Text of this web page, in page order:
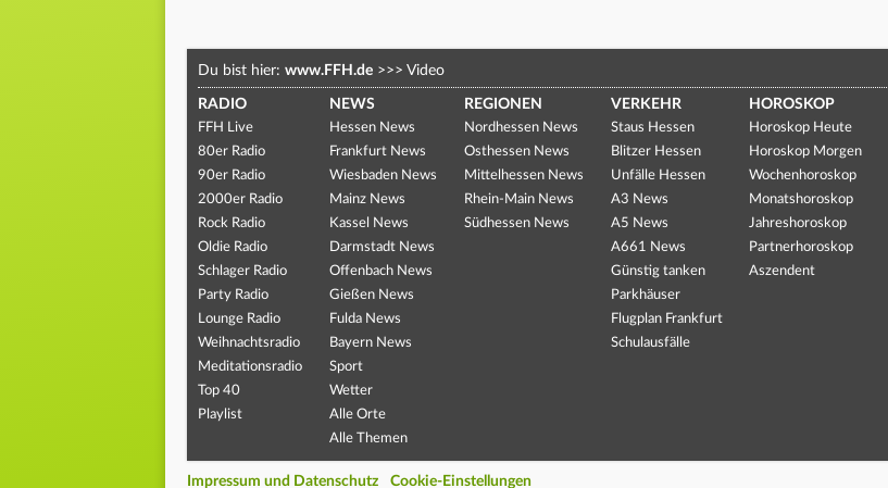
Du bist hier: www.FFH.de >>> Video
RADIO
FFH Live
80er Radio
90er Radio
2000er Radio
Rock Radio
Oldie Radio
Schlager Radio
Party Radio
Lounge Radio
Weihnachtsradio
Meditationsradio
Top 40
Playlist
NEWS
Hessen News
Frankfurt News
Wiesbaden News
Mainz News
Kassel News
Darmstadt News
Offenbach News
Gießen News
Fulda News
Bayern News
Sport
Wetter
Alle Orte
Alle Themen
REGIONEN
Nordhessen News
Osthessen News
Mittelhessen News
Rhein-Main News
Südhessen News
VERKEHR
Staus Hessen
Blitzer Hessen
Unfälle Hessen
A3 News
A5 News
A661 News
Günstig tanken
Parkhäuser
Flugplan Frankfurt
Schulausfälle
HOROSKOP
Horoskop Heute
Horoskop Morgen
Wochenhoroskop
Monatshoroskop
Jahreshoroskop
Partnerhoroskop
Aszendent
Impressum und Datenschutz Cookie-Einstellungen